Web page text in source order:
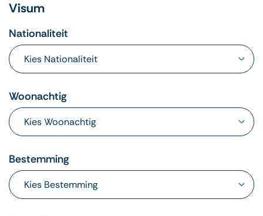
Visum
Nationaliteit
Woonachtig
Bestemming